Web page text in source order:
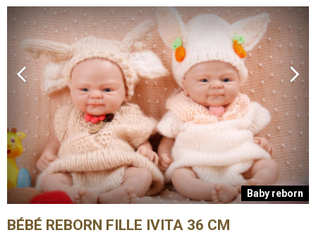
Baby reborn
BÉBÉ REBORN FILLE IVITA 36 CM